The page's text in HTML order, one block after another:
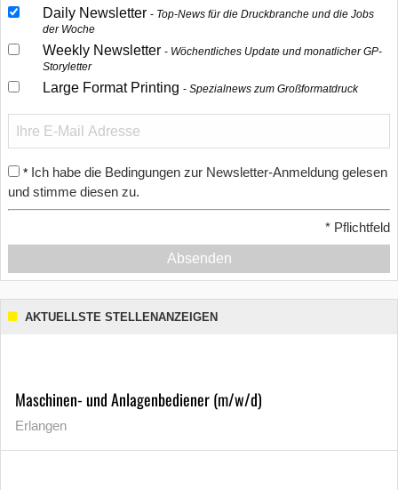
Daily Newsletter
Top-News für die Druckbranche und die Jobs
der Woche
Weekly Newsletter
Wöchentliches Update und monatlicher GP-
Storyletter
Large Format Printing Spezialnews zum Großformatdruck
* Ich habe die Bedingungen zur Newsletter-Anmeldung gelesen
und stimme diesen zu.
* Pflichtfeld
Absenden
AKTUELLSTE STELLENANZEIGEN
Maschinen- und Anlagenbediener (m/w/d)
Erlangen